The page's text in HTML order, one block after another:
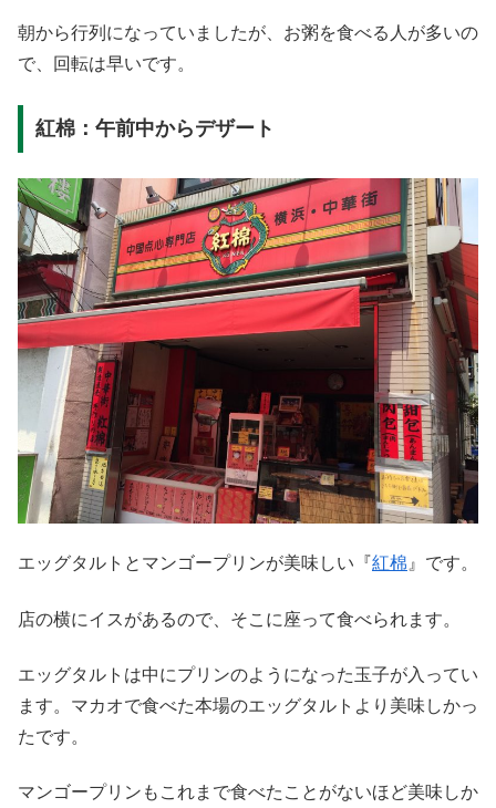
朝から行列になっていましたが、お粥を食べる人が多いの
で、回転は早いです。
紅棉：午前中からデザート
エッグタルトとマンゴープリンが美味しい『紅棉 』です。
店の横にイスがあるので、そこに座って食べられます。
エッグタルトは中にプリンのようになった玉子が入ってい
ます。マカオで食べた本場のエッグタルトより美味しかっ
たです。
マンゴープリンもこれまで食べたことがないほど美味しか